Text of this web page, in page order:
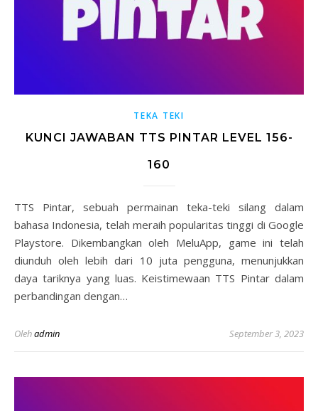
TEKA TEKI
KUNCI JAWABAN TTS PINTAR LEVEL 156-
160
TTS Pintar, sebuah permainan teka-teki silang dalam
bahasa Indonesia, telah meraih popularitas tinggi di Google
Playstore. Dikembangkan oleh MeluApp, game ini telah
diunduh oleh lebih dari 10 juta pengguna, menunjukkan
daya tariknya yang luas. Keistimewaan TTS Pintar dalam
perbandingan dengan…
Olehadmin September 3, 2023